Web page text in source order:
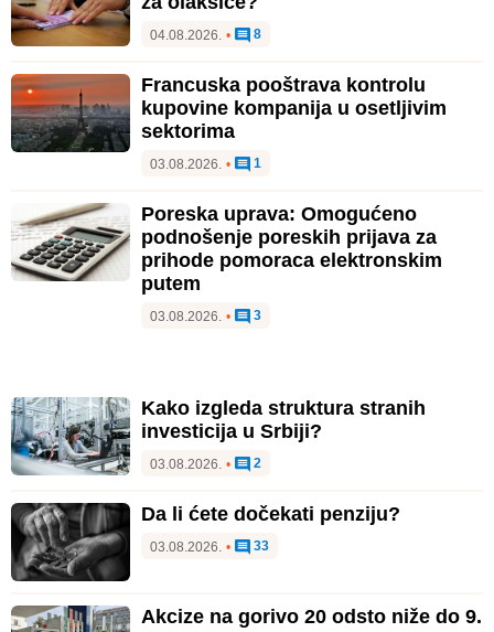
04.08.2026. • 8
Francuska pooštrava kontrolu
kupovine kompanija u osetljivim
sektorima
03.08.2026. • 1
Poreska uprava: Omogućeno
podnošenje poreskih prijava za
prihode pomoraca elektronskim
putem
03.08.2026. • 3
Kako izgleda struktura stranih
investicija u Srbiji?
03.08.2026. • 2
Da li ćete dočekati penziju?
03.08.2026. • 33
Akcize na gorivo 20 odsto niže do 9.